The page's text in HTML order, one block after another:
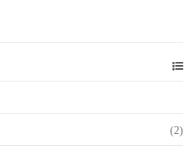
(2)